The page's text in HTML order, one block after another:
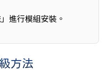
進行模組安裝。
方法